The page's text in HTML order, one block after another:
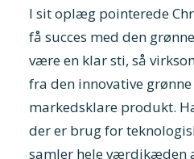
I sit oplæg pointerede
få succes med den
være en klar sti, så
fra den innovative
markedsklare produkt.
der er brug for
samler hele værdikæden